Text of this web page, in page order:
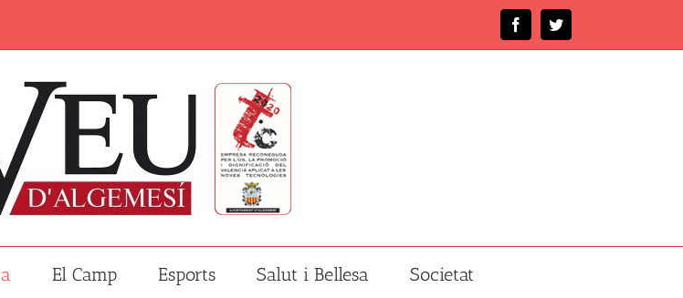
FacebookTwitter
El Camp Esports Salut i Bellesa Societat